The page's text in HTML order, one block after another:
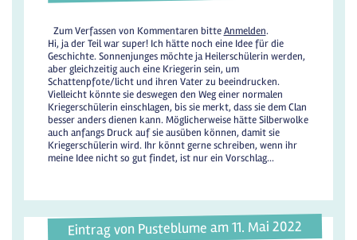
Zum Verfassen von Kommentaren bitteAnmelden.
Hi, ja der Teil war super! Ich hätte noch eine Idee für die
Geschichte. Sonnenjunges möchte ja Heilerschülerin werden,
aber gleichzeitig auch eine Kriegerin sein, um
Schattenpfote/licht und ihren Vater zu beeindrucken.
Vielleicht könnte sie deswegen den Weg einer normalen
Kriegerschülerin einschlagen, bis sie merkt, dass sie dem Clan
besser anders dienen kann. Möglicherweise hätte Silberwolke
auch anfangs Druck auf sie ausüben können, damit sie
Kriegerschülerin wird. Ihr könnt gerne schreiben, wenn ihr
meine Idee nicht so gut findet, ist nur ein Vorschlag...
Eintrag von Pusteblume am 11. Mai 2022